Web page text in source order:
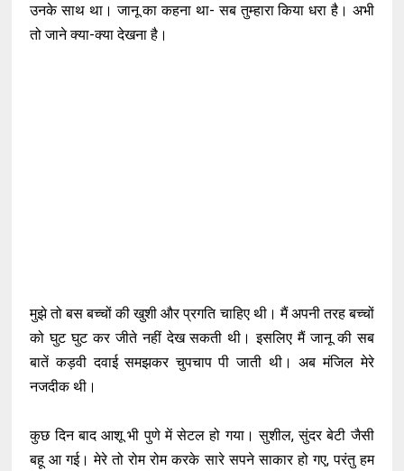
उनके साथ था। जानू का कहना था- सब तुम्हारा किया धरा है। अभी
तो जाने क्या-क्या देखना है।
मुझे तो बस बच्चों की खुशी और प्रगति चाहिए थी। मैं अपनी तरह बच्चों
को घुट घुट कर जीते नहीं देख सकती थी। इसलिए मैं जानू की सब
बातें कड़वी दवाई समझकर चुपचाप पी जाती थी। अब मंजिल मेरे
नजदीक थी।
कुछ दिन बाद आशू भी पुणे में सेटल हो गया। सुशील, सुंदर बेटी जैसी
बहू आ गई। मेरे तो रोम रोम करके सारे सपने साकार हो गए, परंतु हम